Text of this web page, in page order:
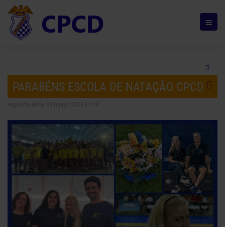
PARABÉNS ESCOLA DE NATAÇÃO CPCD
segunda-feira, 03 março 2025 11:14